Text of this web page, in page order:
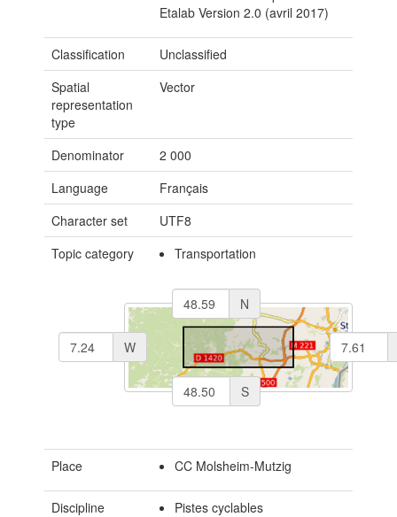
Etalab Version 2.0 (avril 2017)
Classification
Unclassified
Spatial
representation
type
Vector
Denominator
2 000
Language
Français
Character set
UTF8
Topic category
Transportation
N
S
W
Place CC Molsheim-Mutzig
Discipline Pistes cyclables